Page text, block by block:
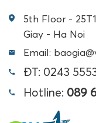
5th Floor -
Giay - Ha Noi
Email:
ĐT: 0243
Hotline: 089